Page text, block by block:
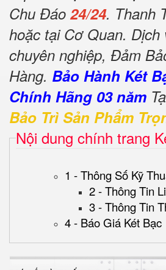
Chu Đáo 24/24. Thanh
hoặc tại Cơ Quan. Dịch
chuyên nghiệp, Đảm
Hàng. Bảo Hành Két
Chính Hãng 03 năm
Bảo Trì Sản Phẩm
Nội dung chính trang
1 - Thông Số Kỹ
2 - Thông Tin
3 - Thông Tin
4 - Báo Giá Két Bạc